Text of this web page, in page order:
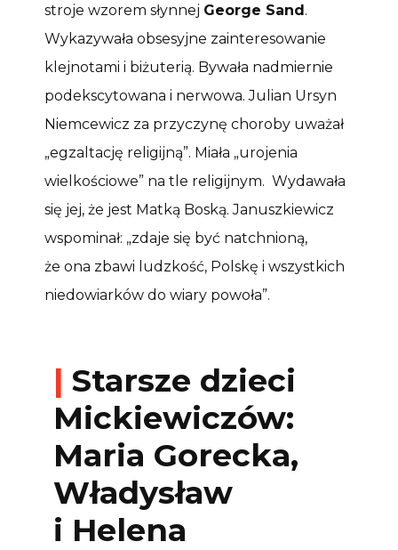
stroje wzorem słynnej George Sand.
Wykazywała obsesyjne zainteresowanie
klejnotami i biżuterią. Bywała nadmiernie
podekscytowana i nerwowa. Julian Ursyn
Niemcewicz za przyczynę choroby uważał
„egzaltację religijną”. Miała „urojenia
wielkościowe” na tle religijnym. Wydawała
się jej, że jest Matką Boską. Januszkiewicz
wspominał: „zdaje się być natchnioną,
że ona zbawi ludzkość, Polskę i wszystkich
niedowiarków do wiary powoła”.
| Starsze dzieci
Mickiewiczów:
Maria Gorecka,
Władysław
i Helena